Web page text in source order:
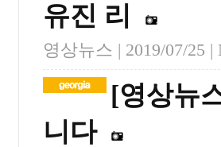
유진 리
영상뉴스 | 2019/07/25 |
[영상뉴
니다